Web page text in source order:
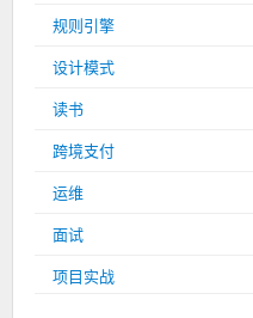
规则引擎
设计模式
读书
跨境支付
运维
面试
项目实战